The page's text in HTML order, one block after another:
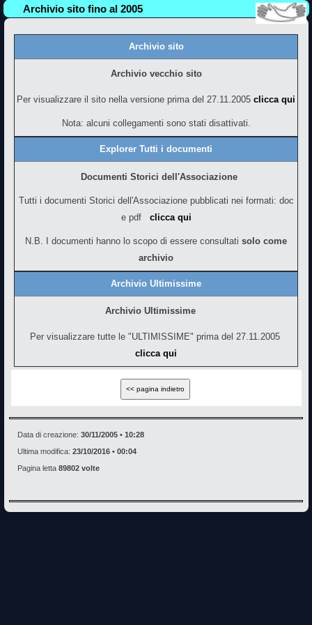
Archivio sito fino al 2005
Archivio sito
Archivio vecchio sito
Per visualizzare il sito nella versione prima del 27.11.2005 clicca qui
Nota: alcuni collegamenti sono stati disattivati.
Explorer Tutti i documenti
Documenti Storici dell'Associazione
Tutti i documenti Storici dell'Associazione pubblicati nei formati: doc
e pdf
clicca qui
N.B. I documenti hanno lo scopo di essere consultati solo come
archivio
Archivio Ultimissime
Archivio Ultimissime
Per visualizzare tutte le "ULTIMISSIME" prima del 27.11.2005
clicca qui
Data di creazione: 30/11/2005 • 10:28
Ultima modifica: 23/10/2016 • 00:04
Pagina letta 89802 volte